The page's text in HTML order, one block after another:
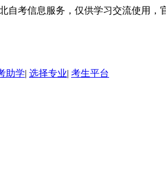
考信息服务，仅供学习交流使用，
助学| 选择专业| 考生平台